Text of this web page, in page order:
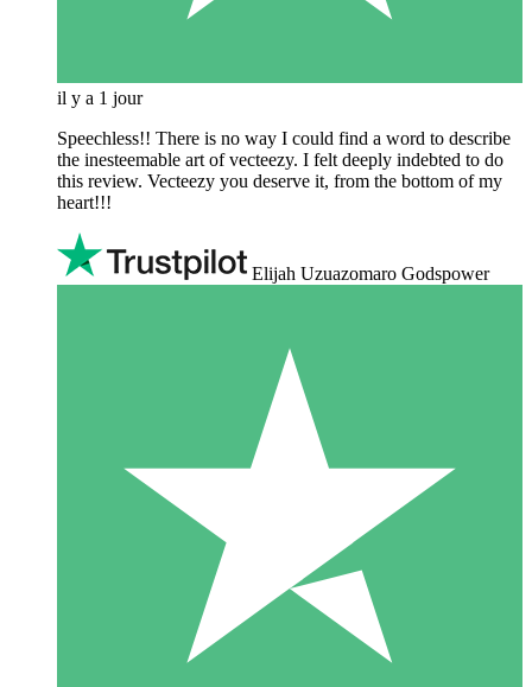
il y a 1 jour
Speechless!! There is no way I could find a word to describe
the inesteemable art of vecteezy. I felt deeply indebted to do
this review. Vecteezy you deserve it, from the bottom of my
heart!!!
Elijah Uzuazomaro Godspower